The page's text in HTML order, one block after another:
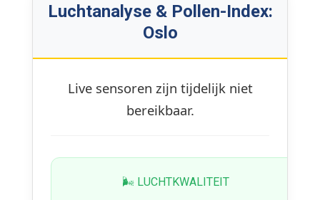
Luchtanalyse & Pollen-Index:
Oslo
Live sensoren zijn tijdelijk niet
bereikbaar.
🌬 LUCHTKWALITEIT